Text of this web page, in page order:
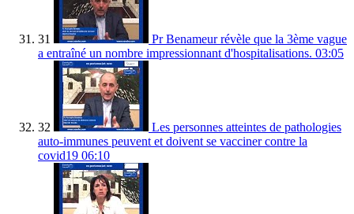
31
Pr Benameur révèle que la 3ème vague
a entraîné un nombre impressionnant d'hospitalisations. 03:05
32
Les personnes atteintes de pathologies
auto-immunes peuvent et doivent se vacciner contre la
covid19 06:10